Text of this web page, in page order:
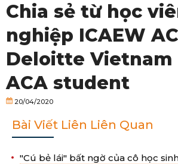
Chia sẻ từ học
nghiệp ICAEW
Deloitte Vietnam
ACA student
20/04/2020
Bài Viết Liên Liên Quan
"Cú bẻ lái" bất ngờ của cô học